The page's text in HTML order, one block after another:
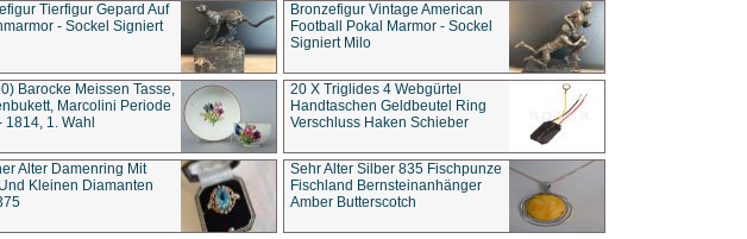
Tierfigur Gepard Auf
- Sockel Signiert
Bronzefigur Vintage American
Football Pokal Marmor - Sockel
Signiert Milo
Barocke Meissen Tasse,
Marcolini Periode
1814, 1. Wahl
20 X Triglides 4 Webgürtel
Handtaschen Geldbeutel Ring
Verschluss Haken Schieber
Alter Damenring Mit
Kleinen Diamanten
Sehr Alter Silber 835 Fischpunze
Fischland Bernsteinanhänger
Amber Butterscotch